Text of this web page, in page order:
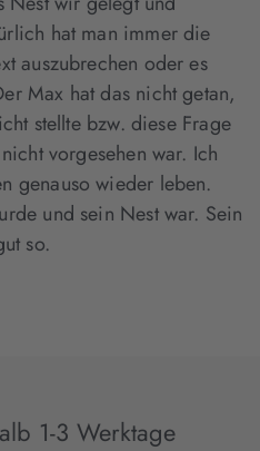
hat man immer die
auszubrechen oder es
Max hat das nicht getan,
stellte bzw. diese Frage
vorgesehen war. Ich
genauso wieder leben.
und sein Nest war. Sein
so.
1-3 Werktage